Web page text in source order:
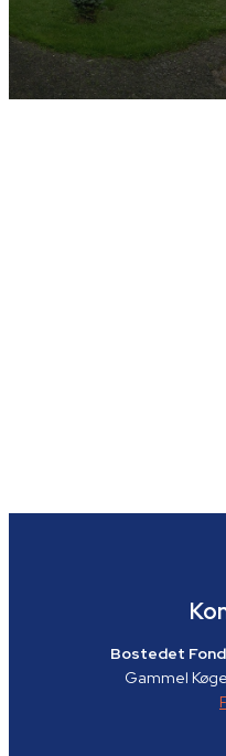
Bostedet
Gammel